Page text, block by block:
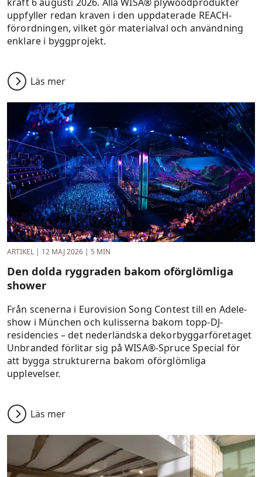
uppfyller redan kraven i den uppdaterade REACH-
förordningen, vilket gör materialval och användning
enklare i byggprojekt.
Läs mer
ARTIKEL | 12 MAJ 2026 | 5 MIN
Den dolda ryggraden bakom oförglömliga
shower
Från scenerna i Eurovision Song Contest till en Adele-
show i München och kulisserna bakom topp-DJ-
residencies – det nederländska dekorbyggarföretaget
Unbranded förlitar sig på WISA®-Spruce Special för
att bygga strukturerna bakom oförglömliga
upplevelser.
Läs mer